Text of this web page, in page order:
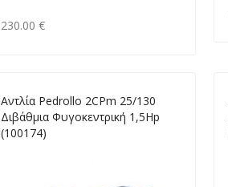
230.00 €
Αντλία Pedrollo 2CPm 25/130
Διβάθμια Φυγοκεντρική 1,5Hp
(100174)